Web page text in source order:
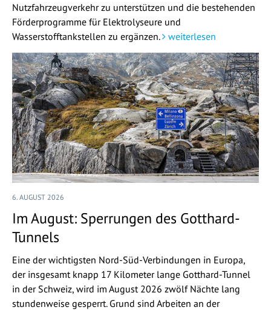
Nutzfahrzeugverkehr zu unterstützen und die bestehenden
Förderprogramme für Elektrolyseure und
Wasserstofftankstellen zu ergänzen.
weiterlesen
6. AUGUST 2026
Im August: Sperrungen des Gotthard-
Tunnels
Eine der wichtigsten Nord-Süd-Verbindungen in Europa,
der insgesamt knapp 17 Kilometer lange Gotthard-Tunnel
in der Schweiz, wird im August 2026 zwölf Nächte lang
stundenweise gesperrt. Grund sind Arbeiten an der